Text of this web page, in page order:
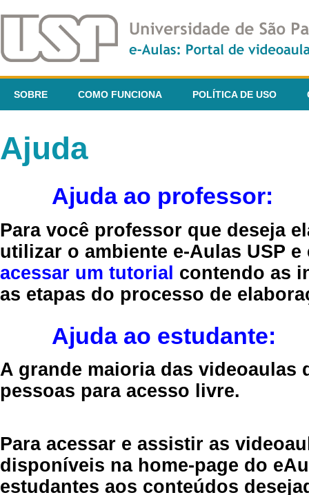
SOBRE COMO FUNCIONA POLÍTICA DE USO
Ajuda
Ajuda ao professor:
Para você professor que deseja
utilizar o ambiente e-Aulas USP
acessar um tutorial contendo as
as etapas do processo de
Ajuda ao estudante:
A grande maioria das videoaulas
pessoas para acesso livre.
Para acessar e assistir as
disponíveis na home-page do
estudantes aos conteúdos